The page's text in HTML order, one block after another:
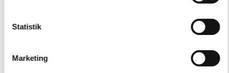
Statistik
Marketing